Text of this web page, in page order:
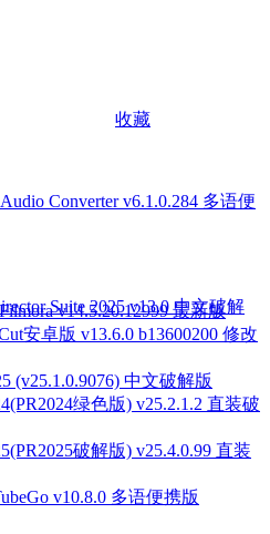
收藏
Converter v6.1.0.284 多语便
Suite 2025 v13.0 中文破解
v14.5.20.12999 最新版
安卓版 v13.6.0 b13600200 修改
(v25.1.0.9076) 中文破解版
绿色版) v25.2.1.2 直装破
破解版) v25.4.0.99 直装
v10.8.0 多语便携版